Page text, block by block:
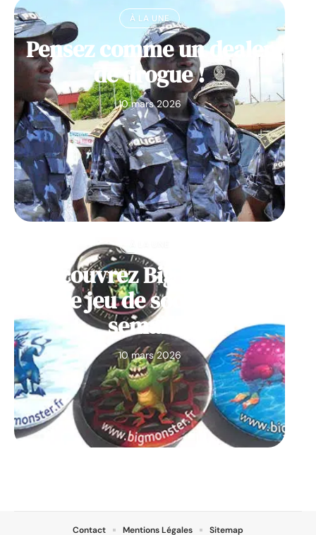
À LA UNE
Pensez comme un dealer
de drogue !
10 mars 2026
Découvrez Big Monster,
notre jeu de société de la
semaine
10 mars 2026
Contact Mentions Légales Sitemap